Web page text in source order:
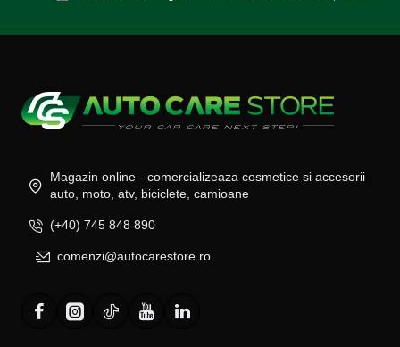
Magazin online - comercializeaza cosmetice si accesorii
auto, moto, atv, biciclete, camioane
(+40) 745 848 890
comenzi@autocarestore.ro